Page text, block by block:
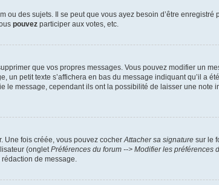
des sujets. Il se peut que vous ayez besoin d’être
pouvez participer aux votes, etc.
que vos propres messages. Vous pouvez modifier un
petit texte s’affichera en bas du message indiquant qu’il a
le message, cependant ils ont la possibilité de laisser une
Une fois créée, vous pouvez cocher Attacher sa signature sur le
(onglet Préférences du forum --> Modifier les préférences
de message.